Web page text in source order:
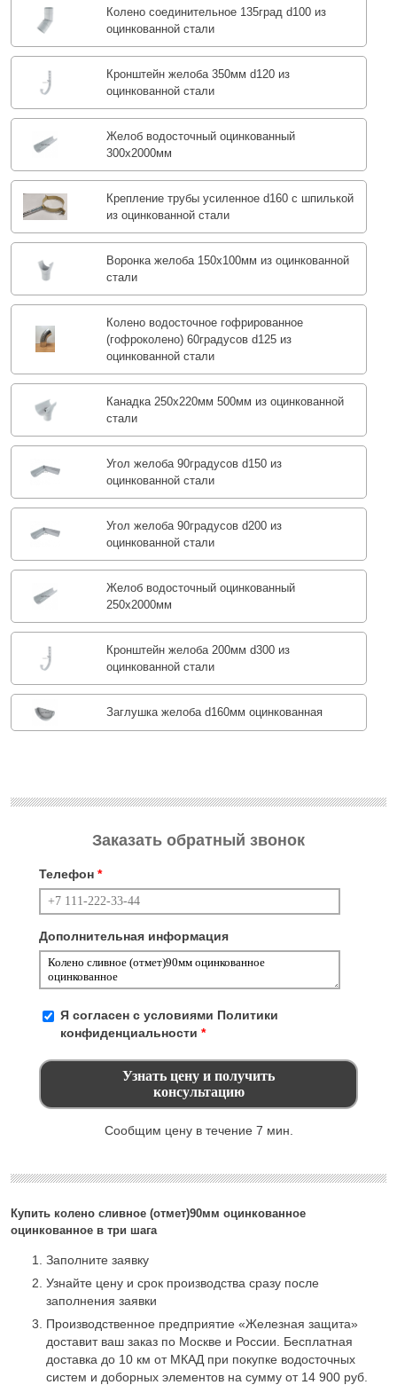
Колено соединительное 135град d100 из
оцинкованной стали
Кронштейн желоба 350мм d120 из
оцинкованной стали
Желоб водосточный оцинкованный
300х2000мм
Крепление трубы усиленное d160 с шпилькой
из оцинкованной стали
Воронка желоба 150x100мм из оцинкованной
стали
Колено водосточное гофрированное
(гофроколено) 60градусов d125 из
оцинкованной стали
Канадка 250x220мм 500мм из оцинкованной
стали
Угол желоба 90градусов d150 из
оцинкованной стали
Угол желоба 90градусов d200 из
оцинкованной стали
Желоб водосточный оцинкованный
250х2000мм
Кронштейн желоба 200мм d300 из
оцинкованной стали
Заглушка желоба d160мм оцинкованная
Купить колено сливное (отмет)90мм оцинкованное
оцинкованное в три шага
Заполните заявку
Узнайте цену и срок производства сразу после
заполнения заявки
Производственное предприятие «Железная защита»
доставит ваш заказ по Москве и России. Бесплатная
доставка до 10 км от МКАД при покупке водосточных
систем и доборных элементов на сумму от 14 900 руб.
Заказать обратный звонок
Телефон *
Дополнительная информация
Я согласен с условиями Политики
конфиденциальности *
Сообщим цену в течение 7 мин.